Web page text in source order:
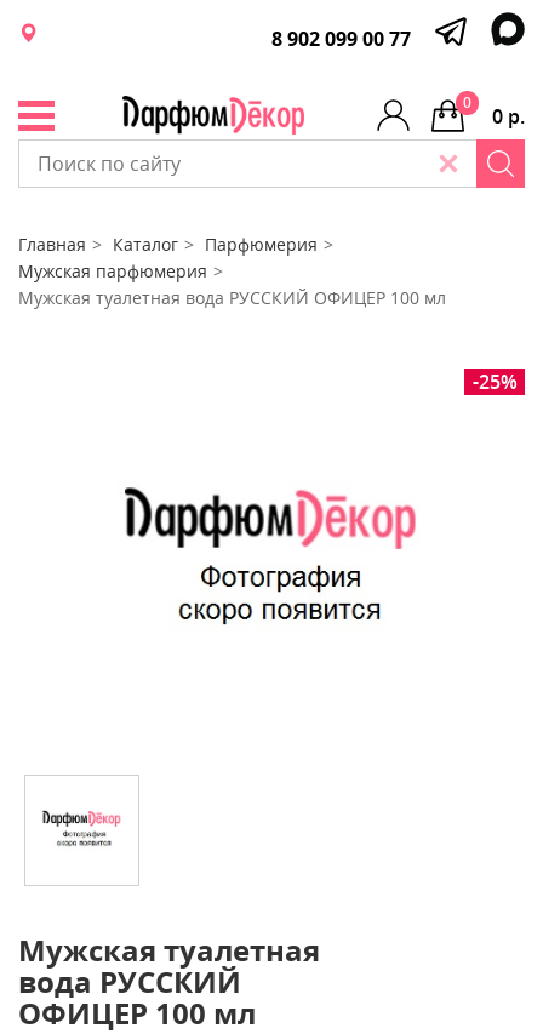
8 902 099 00 77
0 р.
0
Главная Каталог
Парфюмерия
Мужская парфюмерия
Мужская туалетная вода РУССКИЙ ОФИЦЕР 100 мл
-25%
Мужская туалетная
вода РУССКИЙ
ОФИЦЕР 100 мл